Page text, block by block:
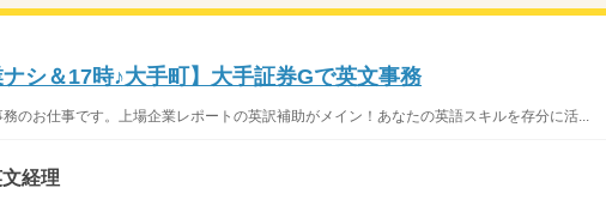
シ＆17時♪大手町】大手証券Gで英文事務
のお仕事です。上場企業レポートの英訳補助がメイン！あなたの英語スキルを存分に活...
経理